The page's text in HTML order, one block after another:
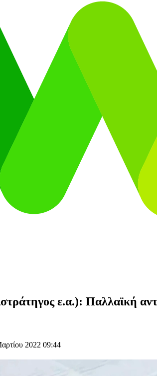
ε.α.): Παλλαϊκή
2022 09:44